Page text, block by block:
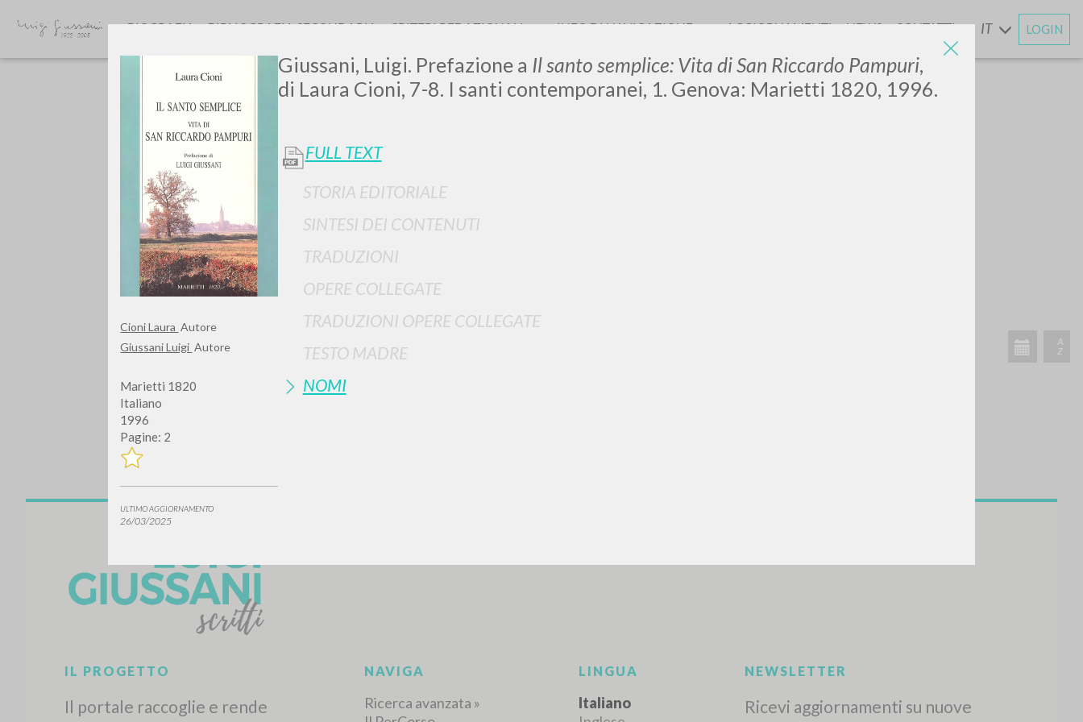
Cioni Laura Autore
Giussani Luigi Autore
Marietti 1820
Italiano
1996
Pagine: 2
ULTIMO AGGIORNAMENTO
26/03/2025
Giussani, Luigi. Prefazione a Il santo semplice: Vita di San Riccardo Pampuri,
di Laura Cioni, 7-8. I santi contemporanei, 1. Genova: Marietti 1820, 1996.
FULL TEXT
STORIA EDITORIALE
SINTESI DEI CONTENUTI
TRADUZIONI
OPERE COLLEGATE
TRADUZIONI OPERE COLLEGATE
TESTO MADRE
NOMI
LUIGI
GIUSSANI
scritti
BIOGRAFIA BIBLIOGRAFIA SECONDARIA CRITERI REDAZIONALI INFO DI NAVIGAZIONE AGGIORNAMENTIENEWS CONTATTI IT LOGIN
0DOCUMENTI TROVATI
TIPOLOGIA OPERA